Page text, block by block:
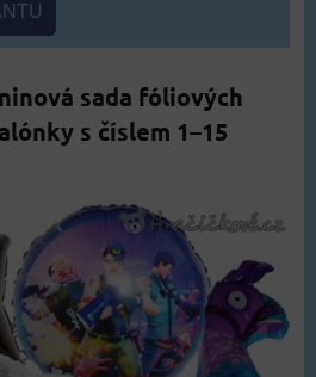
sada fóliových
s číslem 1–15